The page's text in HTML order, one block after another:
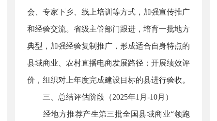
会、专家下乡、线上培训等方式，加强宣传推广
和经验交流。省级主管部门跟进，培育一批地方
典型，加强经验复制推广，形成适合自身特点的
县域商业、农村直播电商发展路径；开展绩效评
价，组织对上年度完成建设目标的县进行验收。
三、总结评估阶段（2025年1月-10月）
经地方推荐产生第三批全国县域商业“领跑